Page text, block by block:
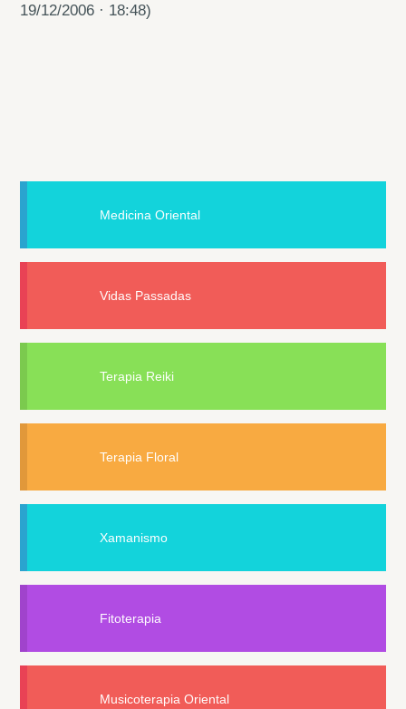
19/12/2006 · 18:48)
Medicina Oriental
Vidas Passadas
Terapia Reiki
Terapia Floral
Xamanismo
Fitoterapia
Musicoterapia Oriental